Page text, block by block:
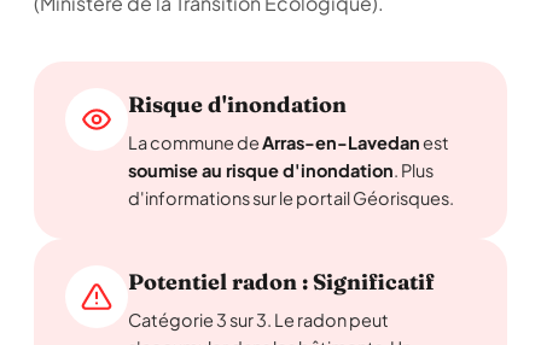
Risque d'inondation
La commune deArras-en-Lavedanest
soumise au risque d'inondation. Plus
d'informations sur le portail Géorisques.
Potentiel radon : Significatif
Catégorie 3 sur 3. Le radon peut